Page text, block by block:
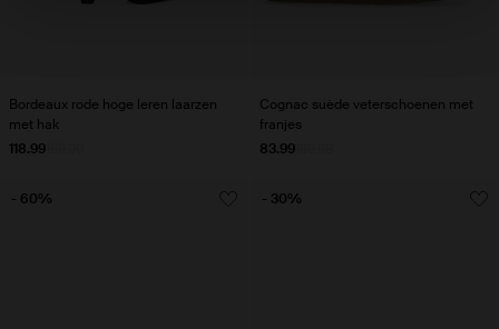
Bordeaux rode hoge leren laarzen
met hak
118.99
Cognac suède veterschoenen met
franjes
83.99
- 60% - 30%